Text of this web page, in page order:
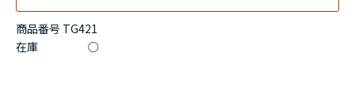
商品番号 TG421
在庫 ○